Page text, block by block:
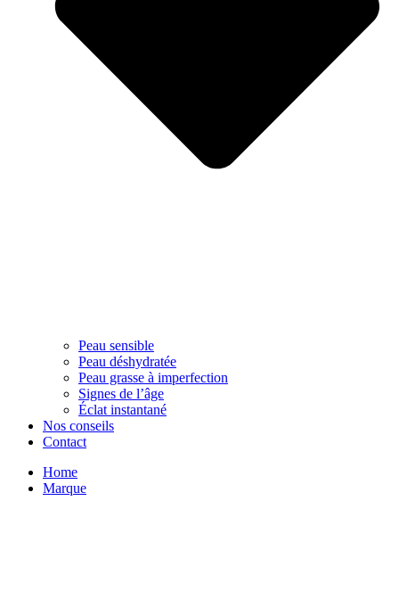
Peau sensible
Peau déshydratée
Peau grasse à imperfection
Signes de l’âge
Éclat instantané
Nos conseils
Contact
Home
Marque